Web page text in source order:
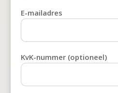
E-mailadres
KvK-nummer (optioneel)